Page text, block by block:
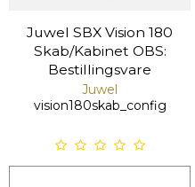
Juwel SBX Vision 180
Skab/Kabinet OBS:
Bestillingsvare
Juwel
vision180skab_config